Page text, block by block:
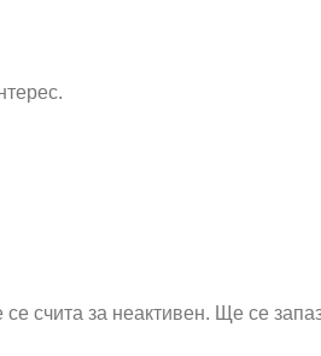
за неактивен. Ще се